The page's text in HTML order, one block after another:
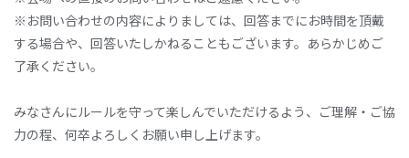
※お問い合わせの内容によりましては、回答までにお時間を頂戴
する場合や、回答いたしかねることもございます。あらかじめご
了承ください。
みなさんにルールを守って楽しんでいただけるよう、ご理解・ご協
力の程、何卒よろしくお願い申し上げます。